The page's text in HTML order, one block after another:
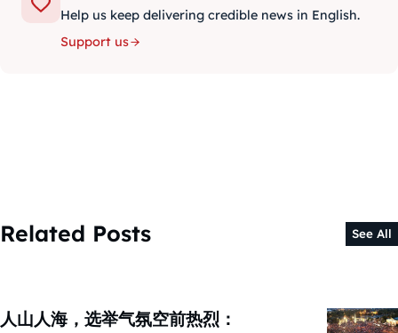
Help us keep delivering credible news in English.
Support us
Related Posts See All
人山人海，选举气氛空前热烈：